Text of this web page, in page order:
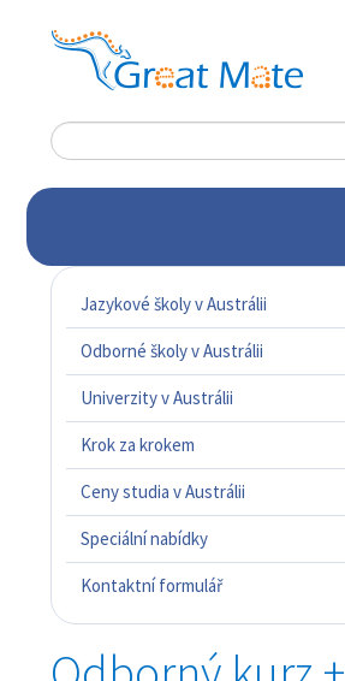
Jazykové školy v Austrálii
Odborné školy v Austrálii
Univerzity v Austrálii
Krok za krokem
Ceny studia v Austrálii
Speciální nabídky
Kontaktní formulář